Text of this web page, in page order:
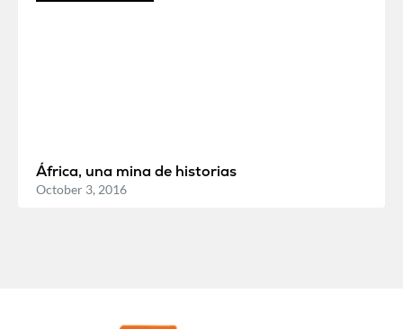
África, una mina de historias
October 3, 2016